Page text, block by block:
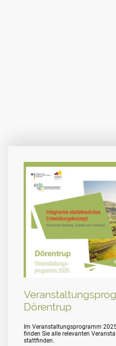
Dörentrup
Im Veranstaltungsprogramm
finden Sie alle relevanten
stattfinden.